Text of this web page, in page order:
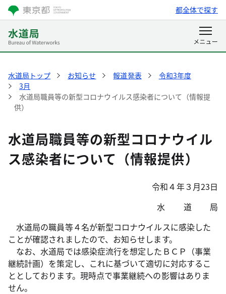
都全体で探す
水道局トップ お知らせ 報道発表
令和3年度
3月
水道局職員等の新型コロナウイルス感染者について（情報提
供）
水道局職員等の新型コロナウイル
ス感染者について（情報提供）
令和４年３月23日
水 道 局
水道局の職員等４名が新型コロナウイルスに感染した
ことが確認されましたので、お知らせします。
なお、水道局では感染症流行を想定したＢＣＰ（事業
継続計画）を策定し、これに基づいて適切に対応するこ
ととしております。現時点で事業継続への影響はありま
せん。